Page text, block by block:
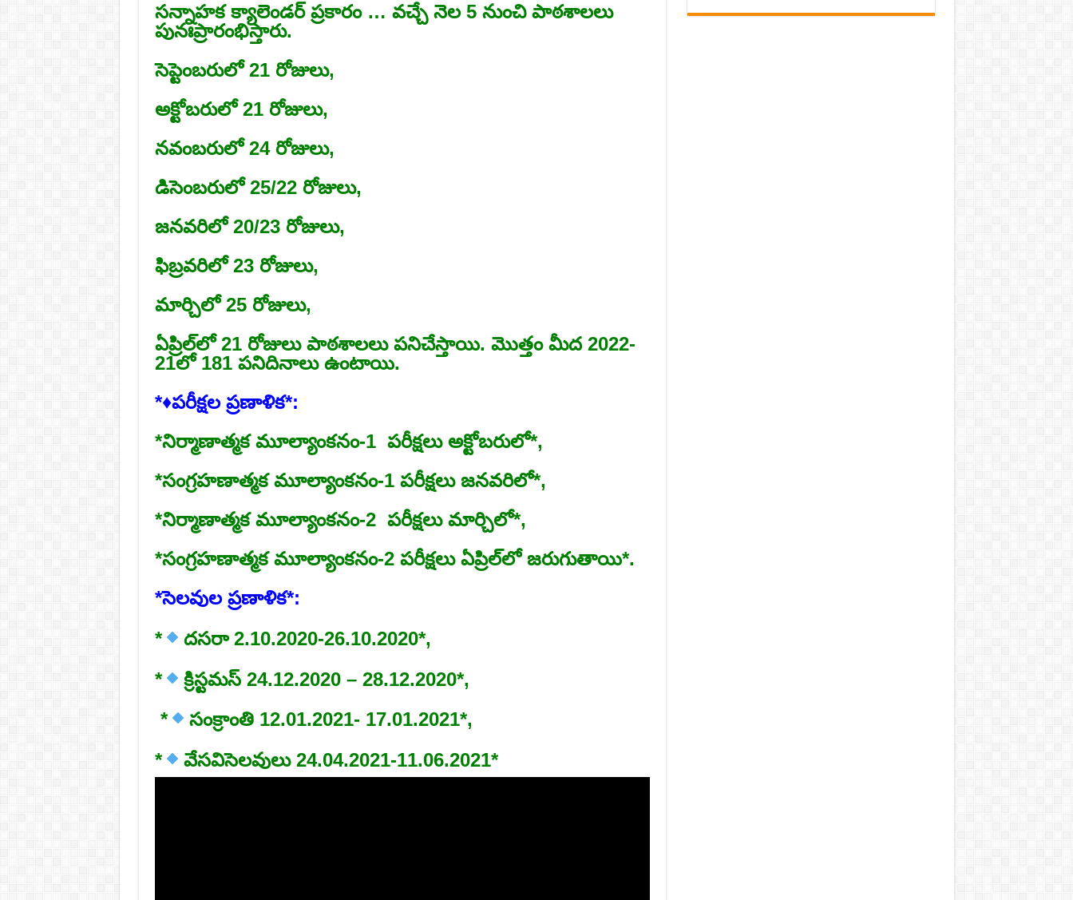
సన్నాహక క్యాలెండర్‌ ప్రకారం … వచ్చే నెల 5 నుంచి పాఠశాలలు
పునఃప్రారంభిస్తారు.
సెప్టెంబరులో 21 రోజులు,
అక్టోబరులో 21 రోజులు,
నవంబరులో 24 రోజులు,
డిసెంబరులో 25/22 రోజులు,
జనవరిలో 20/23 రోజులు,
ఫిబ్రవరిలో 23 రోజులు,
మార్చిలో 25 రోజులు,
ఏప్రిల్‌లో 21 రోజులు పాఠశాలలు పనిచేస్తాయి. మొత్తం మీద 2022-
21లో 181 పనిదినాలు ఉంటాయి.
*♦పరీక్షల ప్రణాళిక*:
*నిర్మాణాత్మక మూల్యాంకనం-1 పరీక్షలు అక్టోబరులో*,
*సంగ్రహణాత్మక మూల్యాంకనం-1 పరీక్షలు జనవరిలో*,
*నిర్మాణాత్మక మూల్యాంకనం-2 పరీక్షలు మార్చిలో*,
*సంగ్రహణాత్మక మూల్యాంకనం-2 పరీక్షలు ఏప్రిల్‌లో జరుగుతాయి*.
*సెలవుల ప్రణాళిక*:
*
దసరా 2.10.2020-26.10.2020*,
*
క్రిస్టమస్‌ 24.12.2020 – 28.12.2020*,
*
సంక్రాంతి 12.01.2021- 17.01.2021*,
*
వేసవిసెలవులు 24.04.2021-11.06.2021*